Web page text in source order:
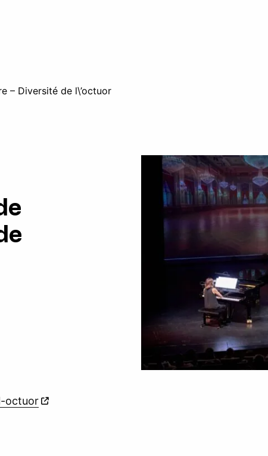
– Diversité de l\’octuor
octuor